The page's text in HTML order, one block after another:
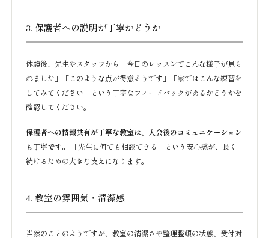
3. 保護者への説明が丁寧かどうか
体験後、先生やスタッフから「今日のレッスンでこんな様子が見ら
れました」「このような点が得意そうです」「家ではこんな練習を
してみてください」という丁寧なフィードバックがあるかどうかを
確認してください。
保護者への情報共有が丁寧な教室は、入会後のコミュニケーション
も丁寧です。
「先生に何でも相談できる」という安心感が、長く
続けるための大きな支えになります。
4. 教室の雰囲気・清潔感
当然のことのようですが、教室の清潔さや整理整頓の状態、受付対